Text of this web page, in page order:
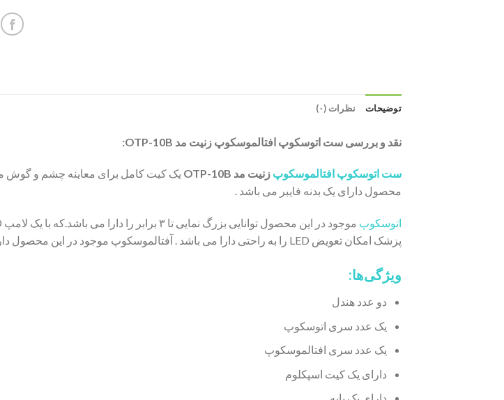
توضیحات نظرات (۰)
نقد و بررسی ست اتوسکوپ افتالموسکوپ زنیت مد OTP-10B:
ست اتوسکوپ افتالموسکوپ زنیت مد OTP-10B
یک کیت کامل برای معاینه چشم و گوش
محصول دارای یک بدنه فایبر می باشد .
اتوسکوپ
پزشک امکان تعویض LED را به راحتی دارا می باشد . آفتالموسکوپ موجود در این محصول دارای شیشه ضد خش می باشد و از تکنولوژی XHL زنون هالوژن بهره می برد .
ویژگی‌ها:
دو عدد هندل
یک عدد سری اتوسکوپ
یک عدد سری افتالموسکوپ
دارای یک کیت اسپکلوم